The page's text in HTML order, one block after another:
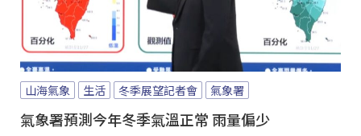
山海氣象 生活 冬季展望記者會 氣象署
氣象署預測今年冬季氣溫正常 雨量偏少